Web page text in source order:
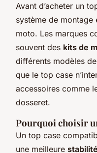
Avant d’acheter un
système de
moto. Les marques
souvent des kits de
différents modèles
que le top case
accessoires comme
dosseret.
Pourquoi choisir
Un top case
une meilleure stabilité